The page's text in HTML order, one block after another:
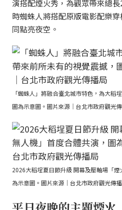
演搭配煙火秀，為觀眾帶來總
時蜘蛛人將搭配原版電影配樂
同點亮夜空。
「蜘蛛人」將融合臺北城市特色，為大稻
圖為示意圖。圖片來源｜台北市政府觀光
2026大稻埕夏日節升級 開幕及壓軸場「
為示意圖。圖片來源｜台北市政府觀光傳